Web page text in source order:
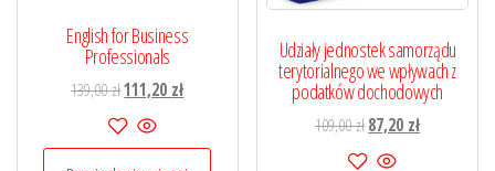
English for Business
Professionals
139,00złPierwotna
cena
wynosiła:
111,20 złAktualna
Udziały jednostek samorządu
terytorialnego we wpływach z
podatków dochodowych
109,00złPierwotna
cena
87,20 złAktualna